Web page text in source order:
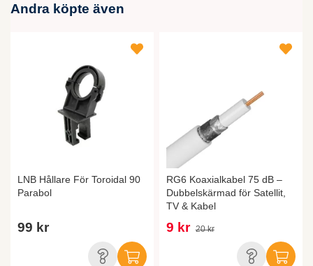
Andra köpte även
LNB Hållare För Toroidal 90
Parabol
99 kr
RG6 Koaxialkabel 75 dB –
Dubbelskärmad för Satellit,
TV & Kabel
9 kr 20 kr